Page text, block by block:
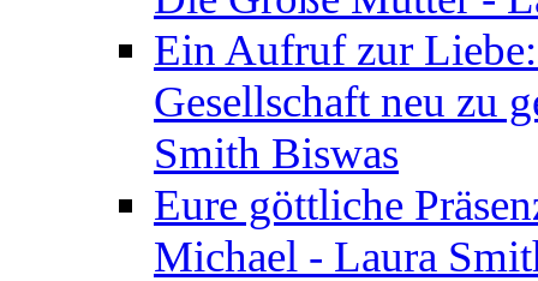
Ein Aufruf zur
Gesellschaft neu zu
Smith Biswas
Eure göttliche
Michael - Laura